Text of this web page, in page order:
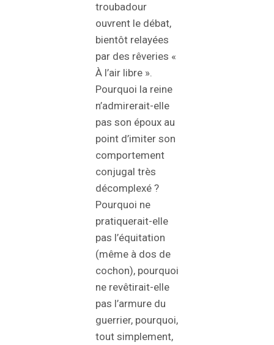
troubadour
ouvrent le débat,
bientôt relayées
par des rêveries «
À l’air libre ».
Pourquoi la reine
n’admirerait-elle
pas son époux au
point d’imiter son
comportement
conjugal très
décomplexé ?
Pourquoi ne
pratiquerait-elle
pas l’équitation
(même à dos de
cochon), pourquoi
ne revêtirait-elle
pas l’armure du
guerrier, pourquoi,
tout simplement,